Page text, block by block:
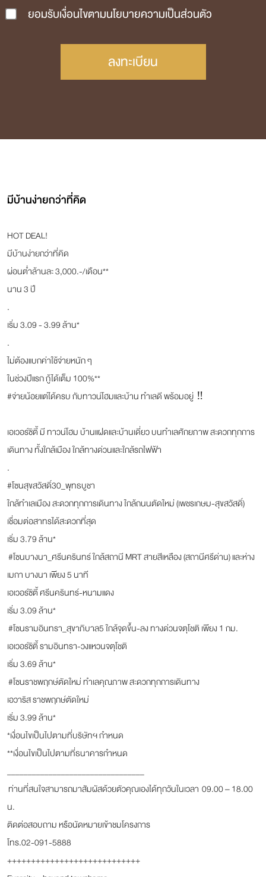
ยอมรับเงื่อนไขตามนโยบายความเป็นส่วนตัว
ลงทะเบียน
มีบ้านง่ายกว่าที่คิด
HOT DEAL!
มีบ้านง่ายกว่าที่คิด
ผ่อนต่ำล้านละ 3,000.-/เดือน**
นาน 3 ปี
.
เริ่ม 3.09 - 3.99 ล้าน*
.
ไม่ต้องแบกค่าใช้จ่ายหนัก ๆ
ในช่วงปีแรก กู้ได้เต็ม 100%**
#จ่ายน้อยแต่ได้ครบ กับทาวน์โฮมและบ้าน ทำเลดี พร้อมอยู่ ‼️
เอเวอร์ซิตี้ มี ทาวน์โฮม บ้านแฝดและบ้านเดี่ยว บนทำเลศักยภาพ สะดวกทุกการ
เดินทาง ทั้งใกล้เมือง ใกล้ทางด่วนและใกล้รถไฟฟ้า
.
#โซนสุขสวัสดิ์30_พุทธบูชา
ใกล้ทำเลเมือง สะดวกทุกการเดินทาง ใกล้ถนนตัดใหม่ (เพชรเกษม-สุขสวัสดิ์)
เชื่อมต่อสาทรได้สะดวกที่สุด
เริ่ม 3.79 ล้าน*
#โซนบางนา_ศรีนครินทร์ ใกล้สถานี MRT สายสีเหลือง (สถานีศรีด่าน) และห่าง
เมกา บางนา เพียง 5 นาที
เอเวอร์ซิตี้ ศรีนครินทร์-หนามแดง
เริ่ม 3.09 ล้าน*
#โซนรามอินทรา_สุขาภิบาล5 ใกล้จุดขึ้น-ลง ทางด่วนจตุโชติ เพียง 1 กม.
เอเวอร์ซิตี้ รามอินทรา-วงแหวนจตุโชติ
เริ่ม 3.69 ล้าน*
#โซนราชพฤกษ์ตัดใหม่ ทำเลคุณภาพ สะดวกทุกการเดินทาง
เอวาริส ราชพฤกษ์ตัดใหม่
เริ่ม 3.99 ล้าน*
*เงื่อนไขเป็นไปตามที่บริษัทฯ กำหนด
**เงื่อนไขเป็นไปตามที่ธนาคารกำหนด
_________________________________
ท่านที่สนใจสามารถมาสัมผัสด้วยตัวคุณเองได้ทุกวันในเวลา 09.00 – 18.00
น.
ติดต่อสอบถาม หรือนัดหมายเข้าชมโครงการ
โทร.02-091-5888
++++++++++++++++++++++++++++